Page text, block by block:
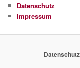
Datenschutz
Impressum
Datenschutz